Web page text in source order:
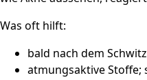
Was oft hilft:
bald nach dem
atmungsaktive Stoffe;